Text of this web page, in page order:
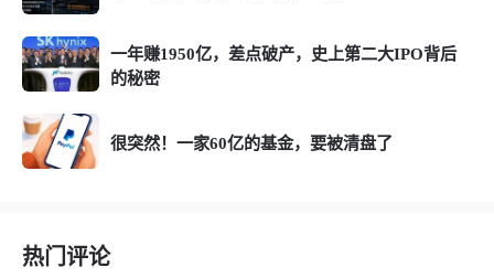
一年赚1950亿，差点破产，史上第二大IPO背后
的秘密
很突然！一家60亿的基金，要被清盘了
热门评论